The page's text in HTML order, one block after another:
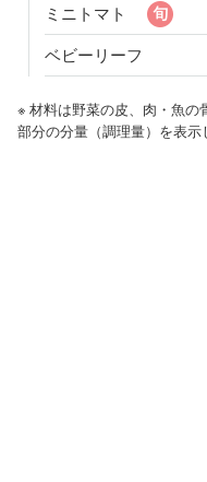
ミニトマト
ベビーリーフ
※ 材料は野菜の皮、肉・魚の
部分の分量（調理量）を表示